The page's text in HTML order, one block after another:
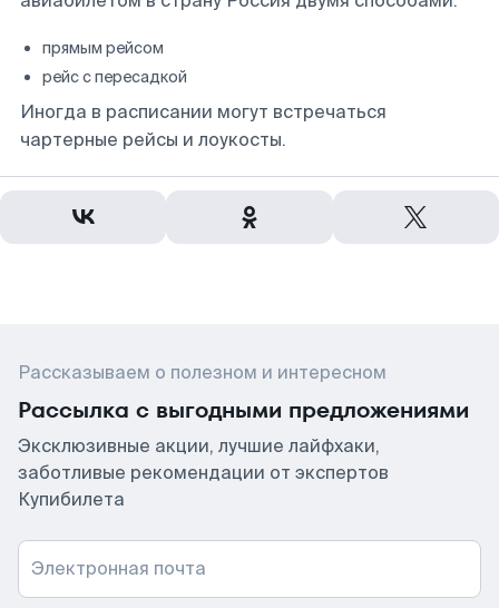
прямым рейсом
рейс с пересадкой
Иногда в расписании могут встречаться
чартерные рейсы и лоукосты.
Рассказываем о полезном и интересном
Рассылка с выгодными предложениями
Эксклюзивные акции, лучшие лайфхаки,
заботливые рекомендации от экспертов
Купибилета
Электронная почта